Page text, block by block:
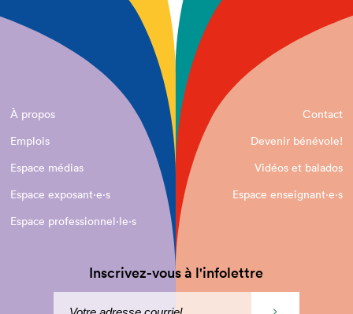
À propos
Contact
Emplois
Devenir bénévole!
Espace médias
Vidéos et balados
Espace exposant·e⋅s
Espace enseignant·e⋅s
Espace professionnel·le⋅s
Inscrivez-vous à l'infolettre